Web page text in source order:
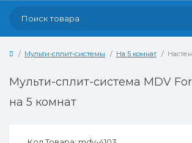
Мульти-сплит-системы На 5 комнат
Мульти-сплит-система MDV
на 5 комнат